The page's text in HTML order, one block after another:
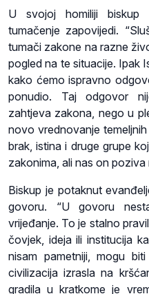
U svojoj homiliji biskup
tumačenje zapovijedi.
tumači zakone na razne
pogled na te situacije. Ipak
kako ćemo ispravno
ponudio. Taj odgovor
zahtjeva zakona, nego u
novo vrednovanje
brak, istina i druge grupe
zakonima, ali nas on
Biskup je potaknut
govoru. “U govoru
vrijeđanje. To je stalno
čovjek, ideja ili institucija
nisam pametniji, mogu
civilizacija izrasla na
gradila u kratkome je